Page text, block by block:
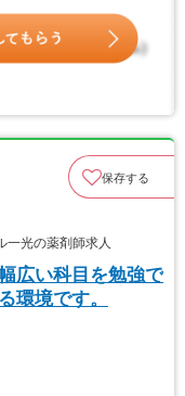
保存する
光の薬剤師求人
広い科目を勉強で
環境です。